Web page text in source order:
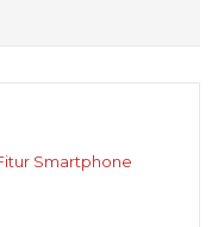
Smartphone